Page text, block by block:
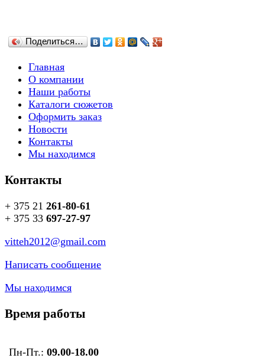
Поделиться…
Главная
О компании
Наши работы
Каталоги сюжетов
Оформить заказ
Новости
Контакты
Мы находимся
Контакты
+ 375 21 261-80-61
+ 375 33 697-27-97
vitteh2012@gmail.com
Написать сообщение
Мы находимся
Время работы
Пн-Пт.: 09.00-18.00